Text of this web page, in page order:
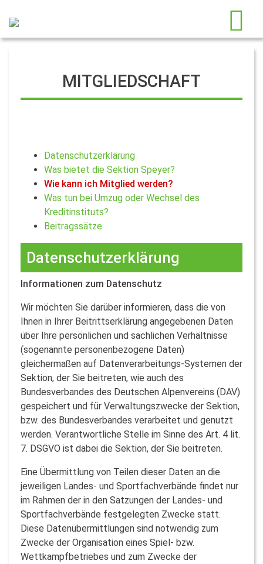
MITGLIEDSCHAFT
Datenschutzerklärung
Was bietet die Sektion Speyer?
Wie kann ich Mitglied werden?
Was tun bei Umzug oder Wechsel des
Kreditinstituts?
Beitragssätze
Datenschutzerklärung
Informationen zum Datenschutz
Wir möchten Sie darüber informieren, dass die von
Ihnen in Ihrer Beitrittserklärung angegebenen Daten
über Ihre persönlichen und sachlichen Verhältnisse
(sogenannte personenbezogene Daten)
gleichermaßen auf Datenverarbeitungs-Systemen der
Sektion, der Sie beitreten, wie auch des
Bundesverbandes des Deutschen Alpenvereins (DAV)
gespeichert und für Verwaltungszwecke der Sektion,
bzw. des Bundesverbandes verarbeitet und genutzt
werden. Verantwortliche Stelle im Sinne des Art. 4 lit.
7. DSGVO ist dabei die Sektion, der Sie beitreten.
Eine Übermittlung von Teilen dieser Daten an die
jeweiligen Landes- und Sportfachverbände findet nur
im Rahmen der in den Satzungen der Landes- und
Sportfachverbände festgelegten Zwecke statt.
Diese Datenübermittlungen sind notwendig zum
Zwecke der Organisation eines Spiel- bzw.
Wettkampfbetriebes und zum Zwecke der